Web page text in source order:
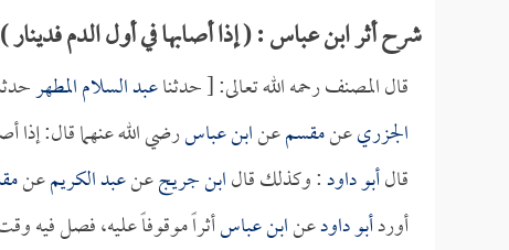
شرح أثر ابن عباس : ( إذا أصابها في أول الدم فدينار )
قال المصنف رحمه الله تعالى: [ حدثناعبد السلام المطهر
الجزريعنمقسمعنابن عباسرضي الله عنهما قال: إذا
قالأبو داود: وكذلك قالابن جريجعنعبد الكريمعن
أوردأبو داودعنابن عباسأثراً موقوفاً عليه، فصل فيه